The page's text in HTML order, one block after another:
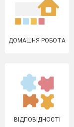
ДОМАШНЯ РОБОТА
ВІДПОВІДНОСТІ